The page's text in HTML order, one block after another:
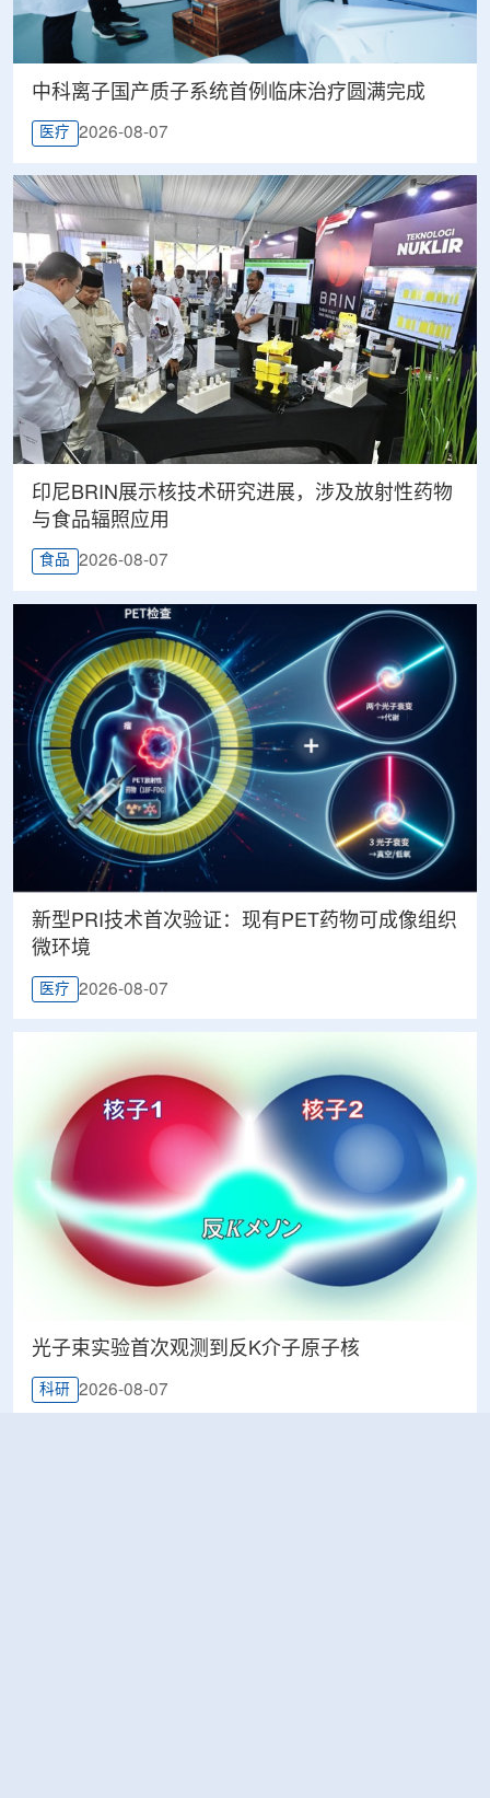
中科离子国产质子系统首例临床治疗圆满完成
医疗 2026-08-07
印尼BRIN展示核技术研究进展，涉及放射性药物
与食品辐照应用
食品 2026-08-07
新型PRI技术首次验证：现有PET药物可成像组织
微环境
医疗 2026-08-07
光子束实验首次观测到反K介子原子核
科研 2026-08-07